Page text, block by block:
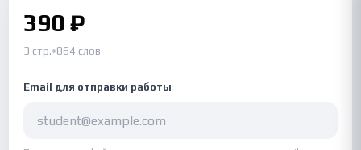
390 ₽
3 стр.•864 слов
Email для отправки работы